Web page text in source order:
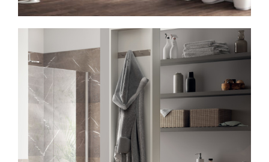
Ormari
Kupatila
DODATCI